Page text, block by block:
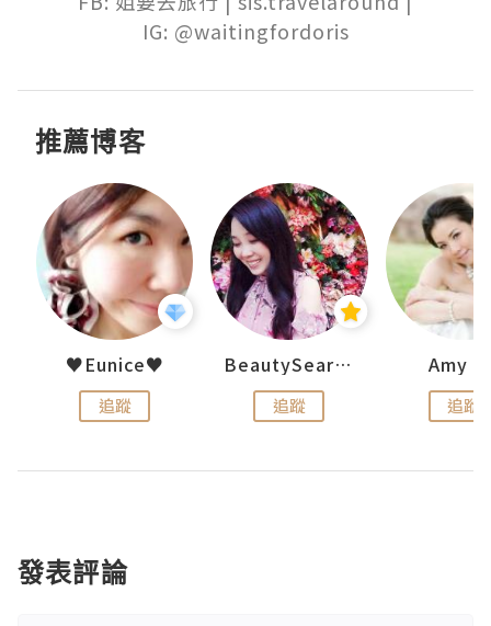
IG: @waitingfordoris
推薦博客
♥Eunice♥
追蹤
BeautySearch
追蹤
Amy
追蹤
發表評論